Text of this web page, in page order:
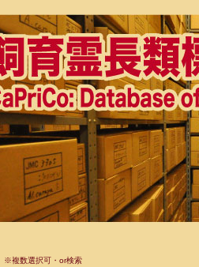
※複数選択可・or検索